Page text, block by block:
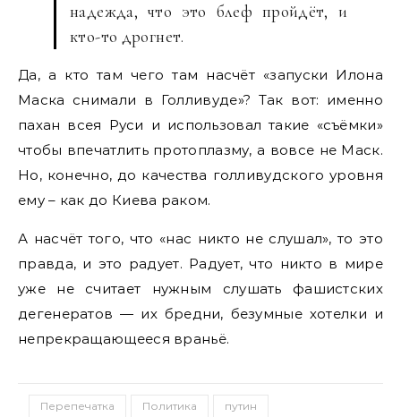
надежда, что это блеф пройдёт, и
кто-то дрогнет.
Да, а кто там чего там насчёт «запуски Илона
Маска снимали в Голливуде»? Так вот: именно
пахан всея Руси и использовал такие «съёмки»
чтобы впечатлить протоплазму, а вовсе не Маск.
Но, конечно, до качества голливудского уровня
ему – как до Киева раком.
А насчёт того, что «нас никто не слушал», то это
правда, и это радует. Радует, что никто в мире
уже не считает нужным слушать фашистских
дегенератов — их бредни, безумные хотелки и
непрекращающееся враньё.
Перепечатка Политика
путин